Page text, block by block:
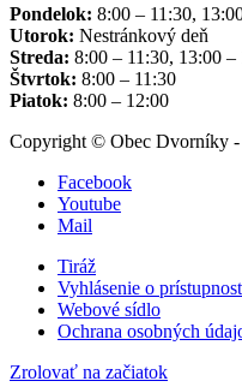
Pondelok: 8:00 – 11:30,
Utorok: Nestránkový deň
Streda: 8:00 – 11:30, 13:00 –
Štvrtok: 8:00 – 11:30
Piatok: 8:00 – 12:00
Copyright © Obec Dvorníky -
Facebook
Youtube
Mail
Tiráž
Vyhlásenie o
Webové sídlo
Ochrana osobných
Zrolovať na začiatok